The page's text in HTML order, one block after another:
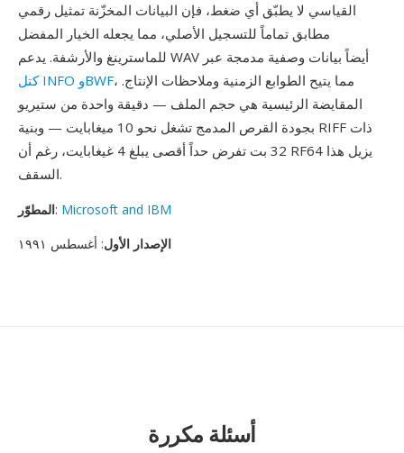
القياسي لا يطبّق أي ضغط، فإن البيانات المخزّنة تمثيل رقمي
مطابق تماماً للتسجيل الأصلي، مما يجعله الخيار المفضل
للماسترينغ والأرشفة. يدعم WAV أيضاً بيانات وصفية مدمجة عبر
كتل INFO وBWF، مما يتيح الطوابع الزمنية وملاحظات الإنتاج.
المقايضة الرئيسية هي حجم الملف — دقيقة واحدة من ستيريو
بجودة القرص المدمج تشغل نحو 10 ميغابايت — وبنية RIFF ذات
32 بت تفرض حداً أقصى يبلغ 4 غيغابايت، رغم أن RF64 يزيل هذا
السقف.
المطوّر: Microsoft and IBM
الإصدار الأول: أغسطس ١٩٩١
أسئلة مكررة